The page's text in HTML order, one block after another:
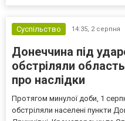
Суспільство 14:35, 2 серпня
Донеччина під
обстріляли
про наслідки
Протягом минулої доби, 1
обстріляли населені пункти